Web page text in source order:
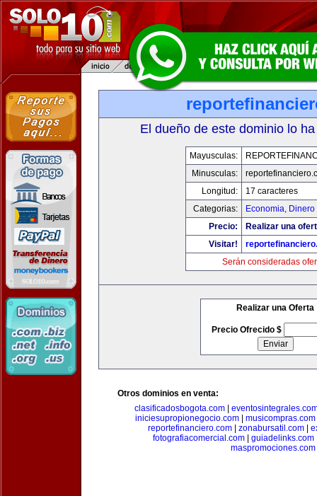
El dueño de este dominio lo
Mayusculas:
Minusculas:
Longitud:
17 caracteres
Categorias:
Economia,
Precio:
Realizar una
Visitar!
Serán consideradas
Realizar una Oferta
Precio Ofrecido $
Otros dominios en venta:
clasificadosbogota.com
iniciesupropionegocio.com
musicompras.com
reportefinanciero.com| zonabursatil.com|
fotografiacomercial.com
guiadelinks.com
maspromociones.com